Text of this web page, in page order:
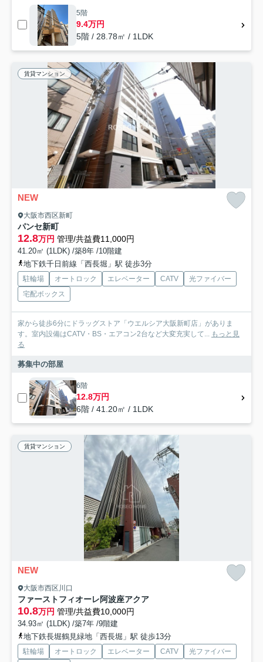
5階
9.4万円
5階 / 28.78㎡ / 1LDK
賃貸マンション
NEW
大阪市西区新町
パンセ新町
12.8万円 管理/共益費11,000円
41.20㎡ (1LDK) /築8年 /10階建
地下鉄千日前線「西長堀」駅 徒歩3分
駐輪場 オートロック エレベーター CATV
光ファイバー
宅配ボックス
家から徒歩6分にドラッグストア「ウエルシア大阪新町店」がありま
す。室内設備はCATV・BS・エアコン2台など大変充実して... もっと見
る
募集中の部屋
6階
12.8万円
6階 / 41.20㎡ / 1LDK
賃貸マンション
NEW
大阪市西区川口
ファーストフィオーレ阿波座アクア
10.8万円 管理/共益費10,000円
34.93㎡ (1LDK) /築7年 /9階建
地下鉄長堀鶴見緑地「西長堀」駅 徒歩13分
駐輪場 オートロック エレベーター CATV
光ファイバー